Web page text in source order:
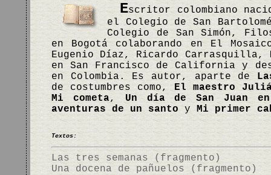
Escritor colombiano
el Colegio de San
Colegio de San Simón,
en Bogotá colaborando en El
Eugenio Díaz, Ricardo Carrasquilla,
en San Francisco de California y
en Colombia. Es autor, aparte de
de costumbres como, El maestro
Mi cometa,Un día de San Juan
aventuras de un santo y Mi primer
Textos:
Las tres semanas (fragmento)
Una docena de pañuelos (fragmento)